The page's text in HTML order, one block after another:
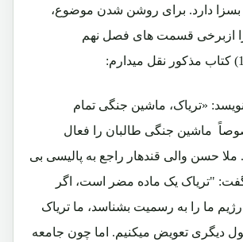
بسزا دارد. برای روشن شدن موضوع،
ازبرخی قسمت های فصل نهم
«تریاک، ماشین جنگی تمام
ماشین جنگی طالبان را فعال
حسن والی قندهار راجع به پالیسی بی
"تریاک یک ماده مضر است، اگر
ما را به رسمیت بشناسد، ما تریاک
دیگری تعویض میکنیم. اما چون جامعه